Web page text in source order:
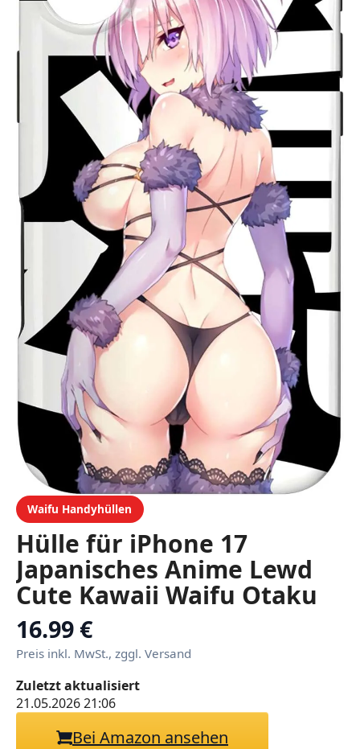
Waifu Handyhüllen
Hülle für iPhone 17
Japanisches Anime Lewd
Cute Kawaii Waifu Otaku
Manga Cosplay
16.99 €
Preis inkl. MwSt., zggl. Versand
Zuletzt aktualisiert
21.05.2026 21:06
Bei Amazon ansehen